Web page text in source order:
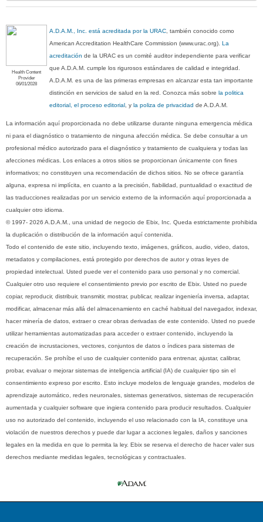
Health Content
Provider
06/01/2028
A.D.A.M., Inc. está acreditada por la URAC, también conocido como
American Accreditation HealthCare Commission (www.urac.org). La
acreditación de la URAC es un comité auditor independiente para verificar
que A.D.A.M. cumple los rigurosos estándares de calidad e integridad.
A.D.A.M. es una de las primeras empresas en alcanzar esta tan importante
distinción en servicios de salud en la red. Conozca más sobre la politica
editorial, el proceso editorial , y la poliza de privacidad de A.D.A.M.
La información aquí proporcionada no debe utilizarse durante ninguna emergencia médica
ni para el diagnóstico o tratamiento de ninguna afección médica. Se debe consultar a un
profesional médico autorizado para el diagnóstico y tratamiento de cualquiera y todas las
afecciones médicas. Los enlaces a otros sitios se proporcionan únicamente con fines
informativos; no constituyen una recomendación de dichos sitios. No se ofrece garantía
alguna, expresa ni implícita, en cuanto a la precisión, fiabilidad, puntualidad o exactitud de
las traducciones realizadas por un servicio externo de la información aquí proporcionada a
cualquier otro idioma.
© 1997- 2026 A.D.A.M., una unidad de negocio de Ebix, Inc. Queda estrictamente prohibida
la duplicación o distribución de la información aquí contenida.
Todo el contenido de este sitio, incluyendo texto, imágenes, gráficos, audio, video, datos,
metadatos y compilaciones, está protegido por derechos de autor y otras leyes de
propiedad intelectual. Usted puede ver el contenido para uso personal y no comercial.
Cualquier otro uso requiere el consentimiento previo por escrito de Ebix. Usted no puede
copiar, reproducir, distribuir, transmitir, mostrar, publicar, realizar ingeniería inversa, adaptar,
modificar, almacenar más allá del almacenamiento en caché habitual del navegador, indexar,
hacer minería de datos, extraer o crear obras derivadas de este contenido. Usted no puede
utilizar herramientas automatizadas para acceder o extraer contenido, incluyendo la
creación de incrustaciones, vectores, conjuntos de datos o índices para sistemas de
recuperación. Se prohíbe el uso de cualquier contenido para entrenar, ajustar, calibrar,
probar, evaluar o mejorar sistemas de inteligencia artificial (IA) de cualquier tipo sin el
consentimiento expreso por escrito. Esto incluye modelos de lenguaje grandes, modelos de
aprendizaje automático, redes neuronales, sistemas generativos, sistemas de recuperación
aumentada y cualquier software que ingiera contenido para producir resultados. Cualquier
uso no autorizado del contenido, incluyendo el uso relacionado con la IA, constituye una
violación de nuestros derechos y puede dar lugar a acciones legales, daños y sanciones
legales en la medida en que lo permita la ley. Ebix se reserva el derecho de hacer valer sus
derechos mediante medidas legales, tecnológicas y contractuales.